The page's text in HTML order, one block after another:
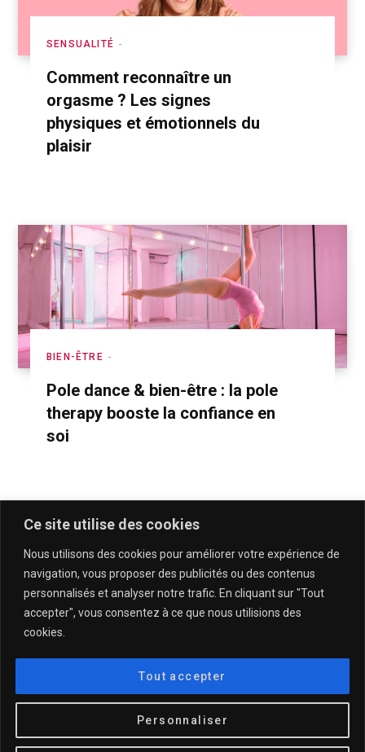
Ce site utilise des cookies
Nous utilisons des cookies pour améliorer votre expérience de
navigation, vous proposer des publicités ou des contenus
personnalisés et analyser notre trafic. En cliquant sur "Tout
accepter", vous consentez à ce que nous utilisions des
cookies.
Personnaliser
Tout accepter
SENSUALITÉ
Comment reconnaître un
orgasme ? Les signes
physiques et émotionnels du
plaisir
BIEN-ÊTRE
Pole dance & bien-être : la pole
therapy booste la confiance en
soi
© 2025 DESCULOTTÉES.FR